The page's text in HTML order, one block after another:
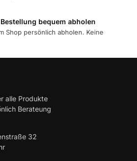
bequem abholen
Shop persönlich abholen. Keine
alle Produkte
Berateung
32